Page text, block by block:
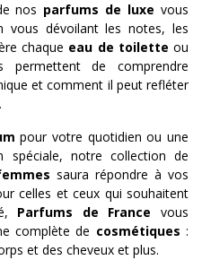
nos parfums de luxe vous
vous dévoilant les notes, les
chaque eau de toilette ou
permettent de comprendre
et comment il peut refléter
pour votre quotidien ou une
spéciale, notre collection de
saura répondre à vos
celles et ceux qui souhaitent
Parfums de France vous
complète de cosmétiques :
et des cheveux et plus.